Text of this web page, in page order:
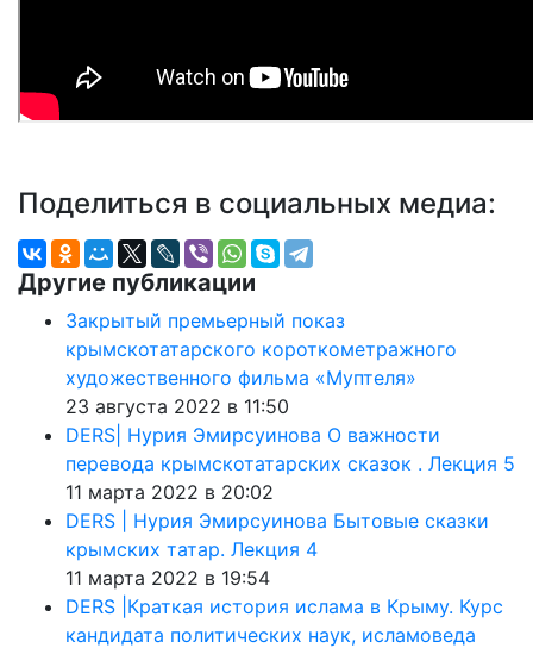
Поделиться в социальных медиа:
Другие публикации
Закрытый премьерный показ
крымскотатарского короткометражного
художественного фильма «Муптеля»
23 августа 2022 в 11:50
DERS| Нурия Эмирсуинова О важности
перевода крымскотатарских сказок . Лекция 5
11 марта 2022 в 20:02
DERS | Нурия Эмирсуинова Бытовые сказки
крымских татар. Лекция 4
11 марта 2022 в 19:54
DERS |Краткая история ислама в Крыму. Курс
кандидата политических наук, исламоведа